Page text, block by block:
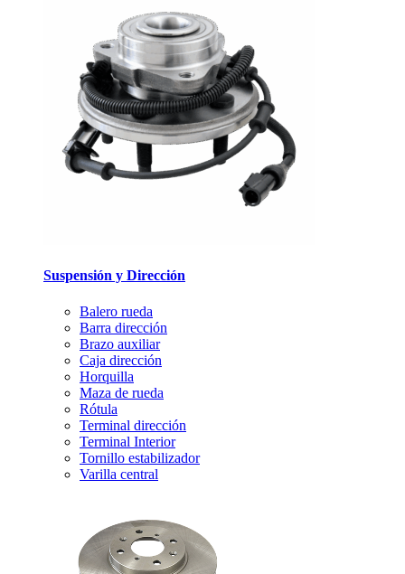
Suspensión y Dirección
Balero rueda
Barra dirección
Brazo auxiliar
Caja dirección
Horquilla
Maza de rueda
Rótula
Terminal dirección
Terminal Interior
Tornillo estabilizador
Varilla central